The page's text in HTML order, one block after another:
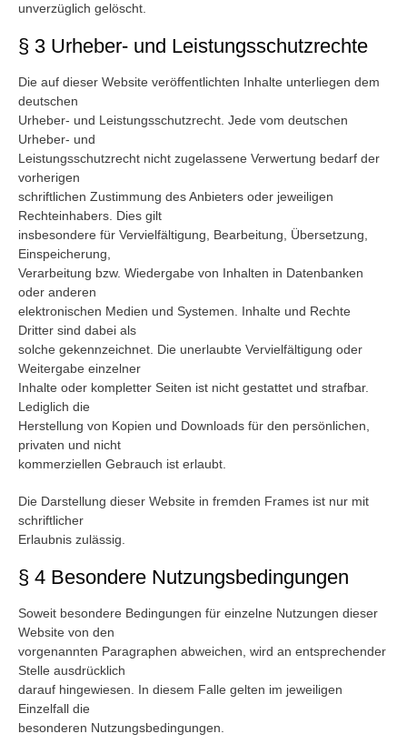
unverzüglich gelöscht.
§ 3 Urheber- und Leistungsschutzrechte
Die auf dieser Website veröffentlichten Inhalte unterliegen dem
deutschen
Urheber- und Leistungsschutzrecht. Jede vom deutschen
Urheber- und
Leistungsschutzrecht nicht zugelassene Verwertung bedarf der
vorherigen
schriftlichen Zustimmung des Anbieters oder jeweiligen
Rechteinhabers. Dies gilt
insbesondere für Vervielfältigung, Bearbeitung, Übersetzung,
Einspeicherung,
Verarbeitung bzw. Wiedergabe von Inhalten in Datenbanken
oder anderen
elektronischen Medien und Systemen. Inhalte und Rechte
Dritter sind dabei als
solche gekennzeichnet. Die unerlaubte Vervielfältigung oder
Weitergabe einzelner
Inhalte oder kompletter Seiten ist nicht gestattet und strafbar.
Lediglich die
Herstellung von Kopien und Downloads für den persönlichen,
privaten und nicht
kommerziellen Gebrauch ist erlaubt.
Die Darstellung dieser Website in fremden Frames ist nur mit
schriftlicher
Erlaubnis zulässig.
§ 4 Besondere Nutzungsbedingungen
Soweit besondere Bedingungen für einzelne Nutzungen dieser
Website von den
vorgenannten Paragraphen abweichen, wird an entsprechender
Stelle ausdrücklich
darauf hingewiesen. In diesem Falle gelten im jeweiligen
Einzelfall die
besonderen Nutzungsbedingungen.